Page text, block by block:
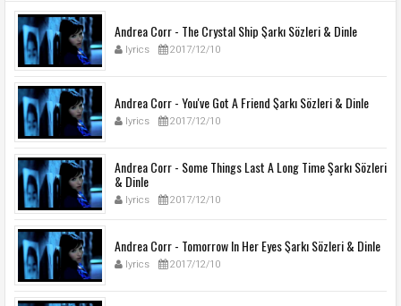
Andrea Corr - The Crystal Ship Şarkı Sözleri & Dinle
lyrics 2017/12/10
Andrea Corr - You've Got A Friend Şarkı Sözleri & Dinle
lyrics 2017/12/10
Andrea Corr - Some Things Last A Long Time Şarkı Sözleri
& Dinle
lyrics 2017/12/10
Andrea Corr - Tomorrow In Her Eyes Şarkı Sözleri & Dinle
lyrics 2017/12/10